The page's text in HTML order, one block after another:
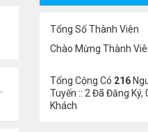
Tổng Số Thành Viên
Chào Mừng Thành
Tổng Cộng Có 216
Tuyến :: 2 Đã Đăng Ký,
Khách